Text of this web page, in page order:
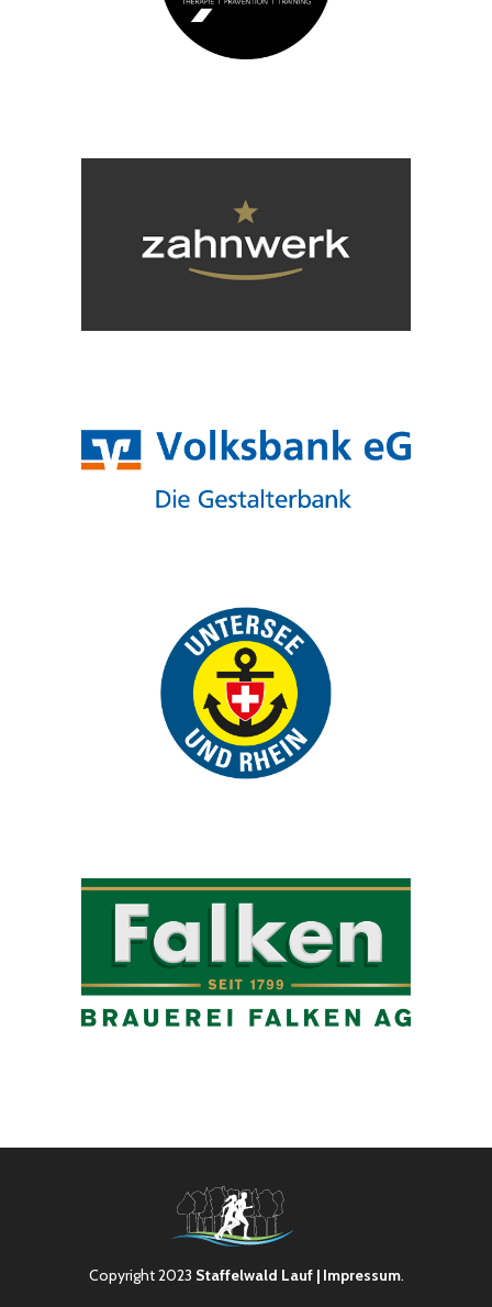
Copyright 2023 Staffelwald Lauf| Impressum.